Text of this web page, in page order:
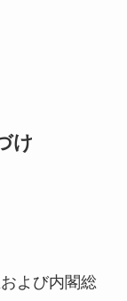
け
よび内閣総